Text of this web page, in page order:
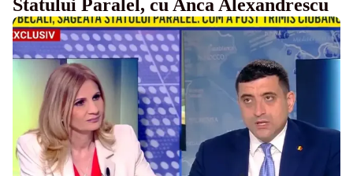
Statului Paralel, cu Anca Alexandrescu